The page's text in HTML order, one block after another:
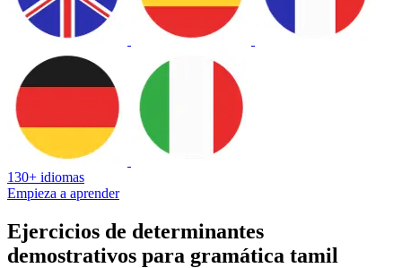
130+ idiomas
Empieza a aprender
Ejercicios de determinantes
demostrativos para gramática tamil